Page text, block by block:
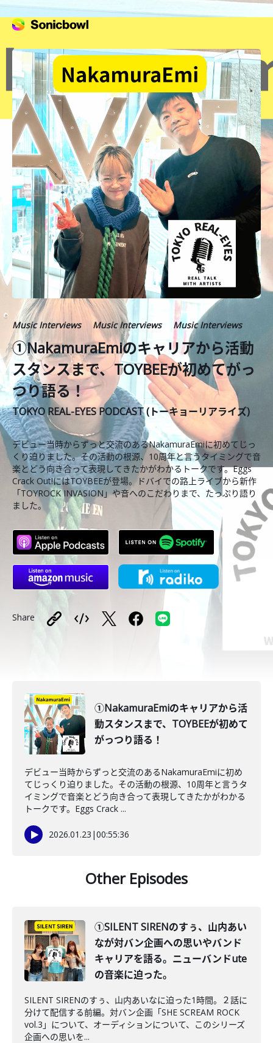
Music Interviews Music Interviews Music Interviews
①NakamuraEmiのキャリアから活動
スタンスまで、TOYBEEが初めてがっ
つり語る！
TOKYO REAL-EYES PODCAST (トーキョーリアライズ)
デビュー当時からずっと交流のあるNakamuraEmiに初めてじっ
くり迫りました。その活動の根源、10周年と言うタイミングで音
楽とどう向き合って表現してきたかがわかるトークです。Eggs
Crack Out!にはTOYBEEが登場。ドバイでの路上ライブから新作
「TOYROCK INVASION」や音へのこだわりまで、たっぷり語り
ました。
Share
①NakamuraEmiのキャリアから活
動スタンスまで、TOYBEEが初めて
がっつり語る！
デビュー当時からずっと交流のあるNakamuraEmiに初め
てじっくり迫りました。その活動の根源、10周年と言うタ
イミングで音楽とどう向き合って表現してきたかがわかる
トークです。Eggs Crack ...
2026.01.23 |00:55:36
Other Episodes
①SILENT SIRENのすぅ、山内あい
なが対バン企画への思いやバンド
キャリアを語る。ニューバンドute
の音楽に迫った。
SILENT SIRENのすぅ、山内あいなに迫った1時間。２話に
分けて配信する前編。対バン企画「SHE SCREAM ROCK
vol.3」について、オーディションについて、このシリーズ
企画への思いを...